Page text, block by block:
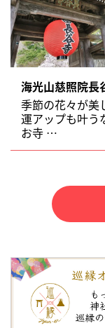
海光山慈照院長
季節の花々が美
運アップも叶う
お寺 …